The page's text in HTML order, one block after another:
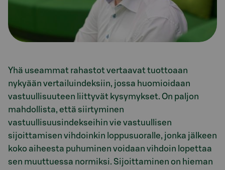
Yhä useammat rahastot vertaavat tuottoaan
nykyään vertailuindeksiin, jossa huomioidaan
vastuullisuuteen liittyvät kysymykset. On paljon
mahdollista, että siirtyminen
vastuullisuusindekseihin vie vastuullisen
sijoittamisen vihdoinkin loppusuoralle, jonka jälkeen
koko aiheesta puhuminen voidaan vihdoin lopettaa
sen muuttuessa normiksi. Sijoittaminen on hieman